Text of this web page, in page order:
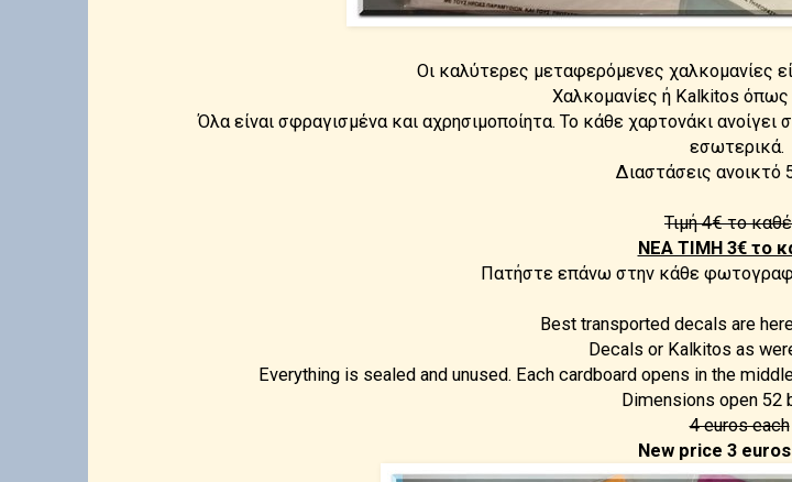
Οι καλύτερες μεταφερόμενες χαλκομανίες
Χαλκομανίες ή Kalkitos όπως
Όλα είναι σφραγισμένα και αχρησιμοποίητα. Το κάθε χαρτονάκι
εσωτερικά.
Διαστάσεις ανοικτό
Τιμή 4€ το
ΝΕΑ ΤΙΜΗ 3€ το
Πατήστε επάνω στην κάθε
Best transported decals are
Decals or Kalkitos as
Everything is sealed and unused. Each cardboard opens in the
Dimensions open 52
4 euros each
New price 3